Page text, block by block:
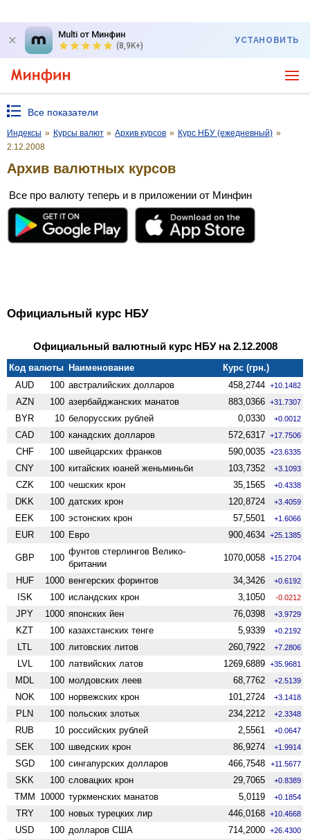
Multi от Минфин
(8,9K+)
УСТАНОВИТЬ
Все показатели
Индексы » Курсы валют » Архив курсов » Курс НБУ (ежедневный) »
2.12.2008
Архив валютных курсов
Все про валюту теперь и в приложении от Минфин
Официальный курс НБУ
Официальный валютный курс НБУ на 2.12.2008
Код валюты Наименование
Курс (грн.)
AUD
100 австралийских долларов 458,2744 +10.1482
AZN 100 азербайджанских манатов 883,0366 +31.7307
BYR 10 белорусских рублей 0,0330 +0.0012
CAD 100 канадских долларов 572,6317 +17.7506
CHF 100 швейцарских франков 590,0035 +23.6335
CNY 100 китайских юаней женьминьби 103,7352 +3.1093
CZK 100 чешских крон 35,1565 +0.4338
DKK 100 датских крон 120,8724 +3.4059
EEK 100 эстонских крон 57,5501 +1.6066
EUR 100 Евро 900,4634 +25.1385
GBP 100
фунтов стерлингов Велико­
британии
1070,0058 +15.2704
HUF 1000 венгерских форинтов 34,3426 +0.6192
ISK 100 исландских крон 3,1050 -0.0212
JPY 1000 японских йен 76,0398 +3.9729
KZT 100 казахстанских тенге 5,9339 +0.2192
LTL 100 литовских литов 260,7922 +7.2806
LVL 100 латвийских латов 1269,6889 +35.9681
MDL 100 молдовских леев 68,7762 +2.5139
NOK 100 норвежских крон 101,2724 +3.1418
PLN 100 польских злотых 234,2212 +2.3348
RUB 10 российских рублей 2,5561 +0.0647
SEK 100 шведских крон 86,9274 +1.9914
SGD 100 сингапурских долларов 466,7548 +11.5677
SKK 100 словацких крон 29,7065 +0.8389
TMM 10000 туркменских манатов 5,0119 +0.1854
TRY 100 новых турецких лир 446,0168 +10.4668
USD 100 долларов США 714,2000 +26.4300